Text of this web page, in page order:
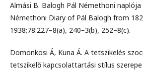
Almási B. Balogh Pál Némethoni naplója
Némethoni Diary of Pál Balogh from
1938;78:227–8(a), 240–3(b), 252–8(c).
Domonkosi Á, Kuna Á. A tetszikelés
tetszikelő kapcsolattartási stílus